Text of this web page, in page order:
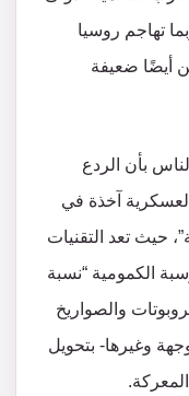
تهاجم روسيا
أيضًا ضعيفة
بأن الردع
آخذة في
حيث تعد التقنيات
الكمومية “نسبة
والصواريخ
وغيرها- بتحويل